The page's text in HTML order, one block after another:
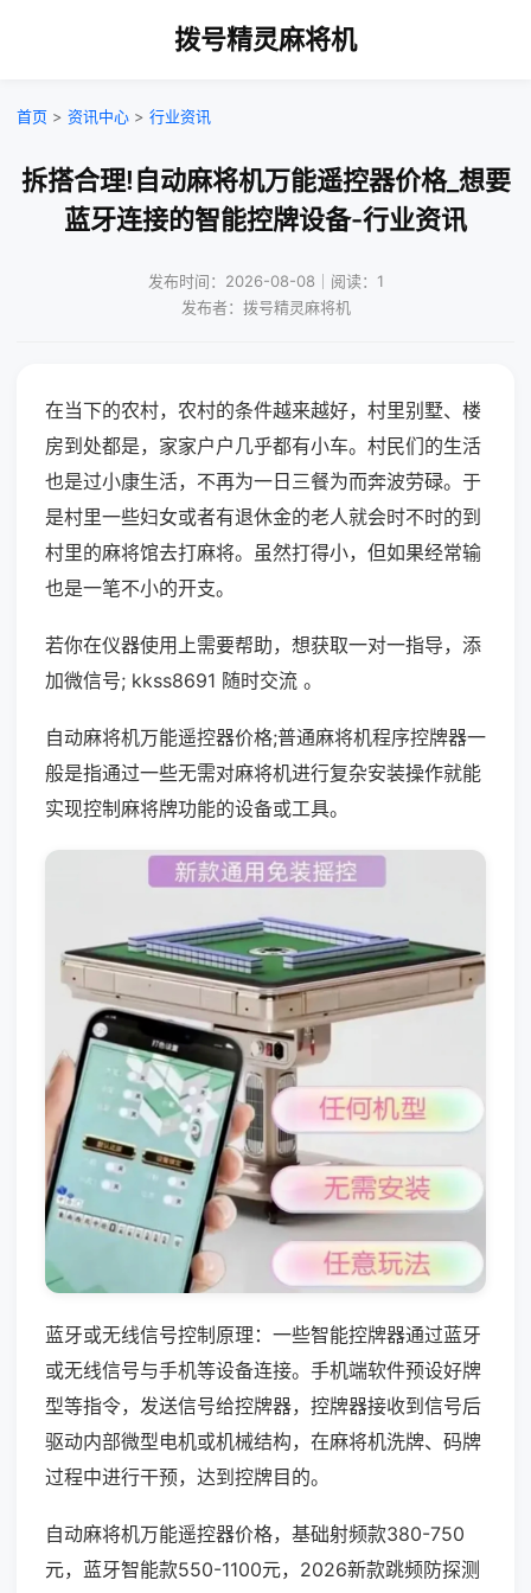
拨号精灵麻将机
首页 > 资讯中心 > 行业资讯
拆搭合理!自动麻将机万能遥控器价格_想要
蓝牙连接的智能控牌设备-行业资讯
发布时间：2026-08-08｜阅读：1
发布者：拨号精灵麻将机
在当下的农村，农村的条件越来越好，村里别墅、楼
房到处都是，家家户户几乎都有小车。村民们的生活
也是过小康生活，不再为一日三餐为而奔波劳碌。于
是村里一些妇女或者有退休金的老人就会时不时的到
村里的麻将馆去打麻将。虽然打得小，但如果经常输
也是一笔不小的开支。
若你在仪器使用上需要帮助，想获取一对一指导，添
加微信号; kkss8691 随时交流 。
自动麻将机万能遥控器价格;普通麻将机程序控牌器一
般是指通过一些无需对麻将机进行复杂安装操作就能
实现控制麻将牌功能的设备或工具。
蓝牙或无线信号控制原理：一些智能控牌器通过蓝牙
或无线信号与手机等设备连接。手机端软件预设好牌
型等指令，发送信号给控牌器，控牌器接收到信号后
驱动内部微型电机或机械结构，在麻将机洗牌、码牌
过程中进行干预，达到控牌目的。
自动麻将机万能遥控器价格，基础射频款380-750
元，蓝牙智能款550-1100元，2026新款跳频防探测